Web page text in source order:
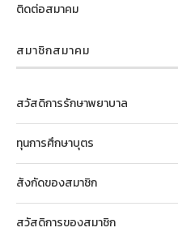
ติดต่อสมาคม
สมาชิกสมาคม
สวัสดิการรักษาพยาบาล
ทุนการศึกษาบุตร
สังกัดของสมาชิก
สวัสดิการของสมาชิก